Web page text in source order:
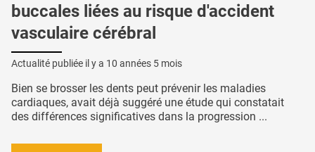
buccales liées au risque d'accident
vasculaire cérébral
Actualité publiée il y a 10 années 5 mois
Bien se brosser les dents peut prévenir les maladies
cardiaques, avait déjà suggéré une étude qui constatait
des différences significatives dans la progression ...